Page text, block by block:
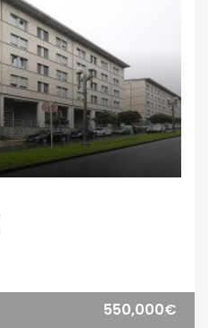
550,000€